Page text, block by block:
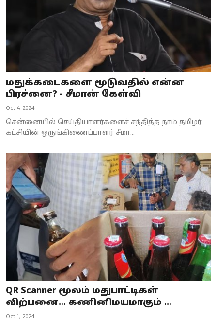
மதுக்கடைகளை மூடுவதில் என்ன
பிரச்னை? - சீமான் கேள்வி
Oct 4, 2024
சென்னையில் செய்தியாளர்களைச் சந்தித்த நாம் தமிழர்
கட்சியின் ஒருங்கிணைப்பாளர் சீமா...
QR Scanner மூலம் மதுபாட்டிகள்
விற்பனை... கணினிமயமாகும் ...
Oct 1, 2024